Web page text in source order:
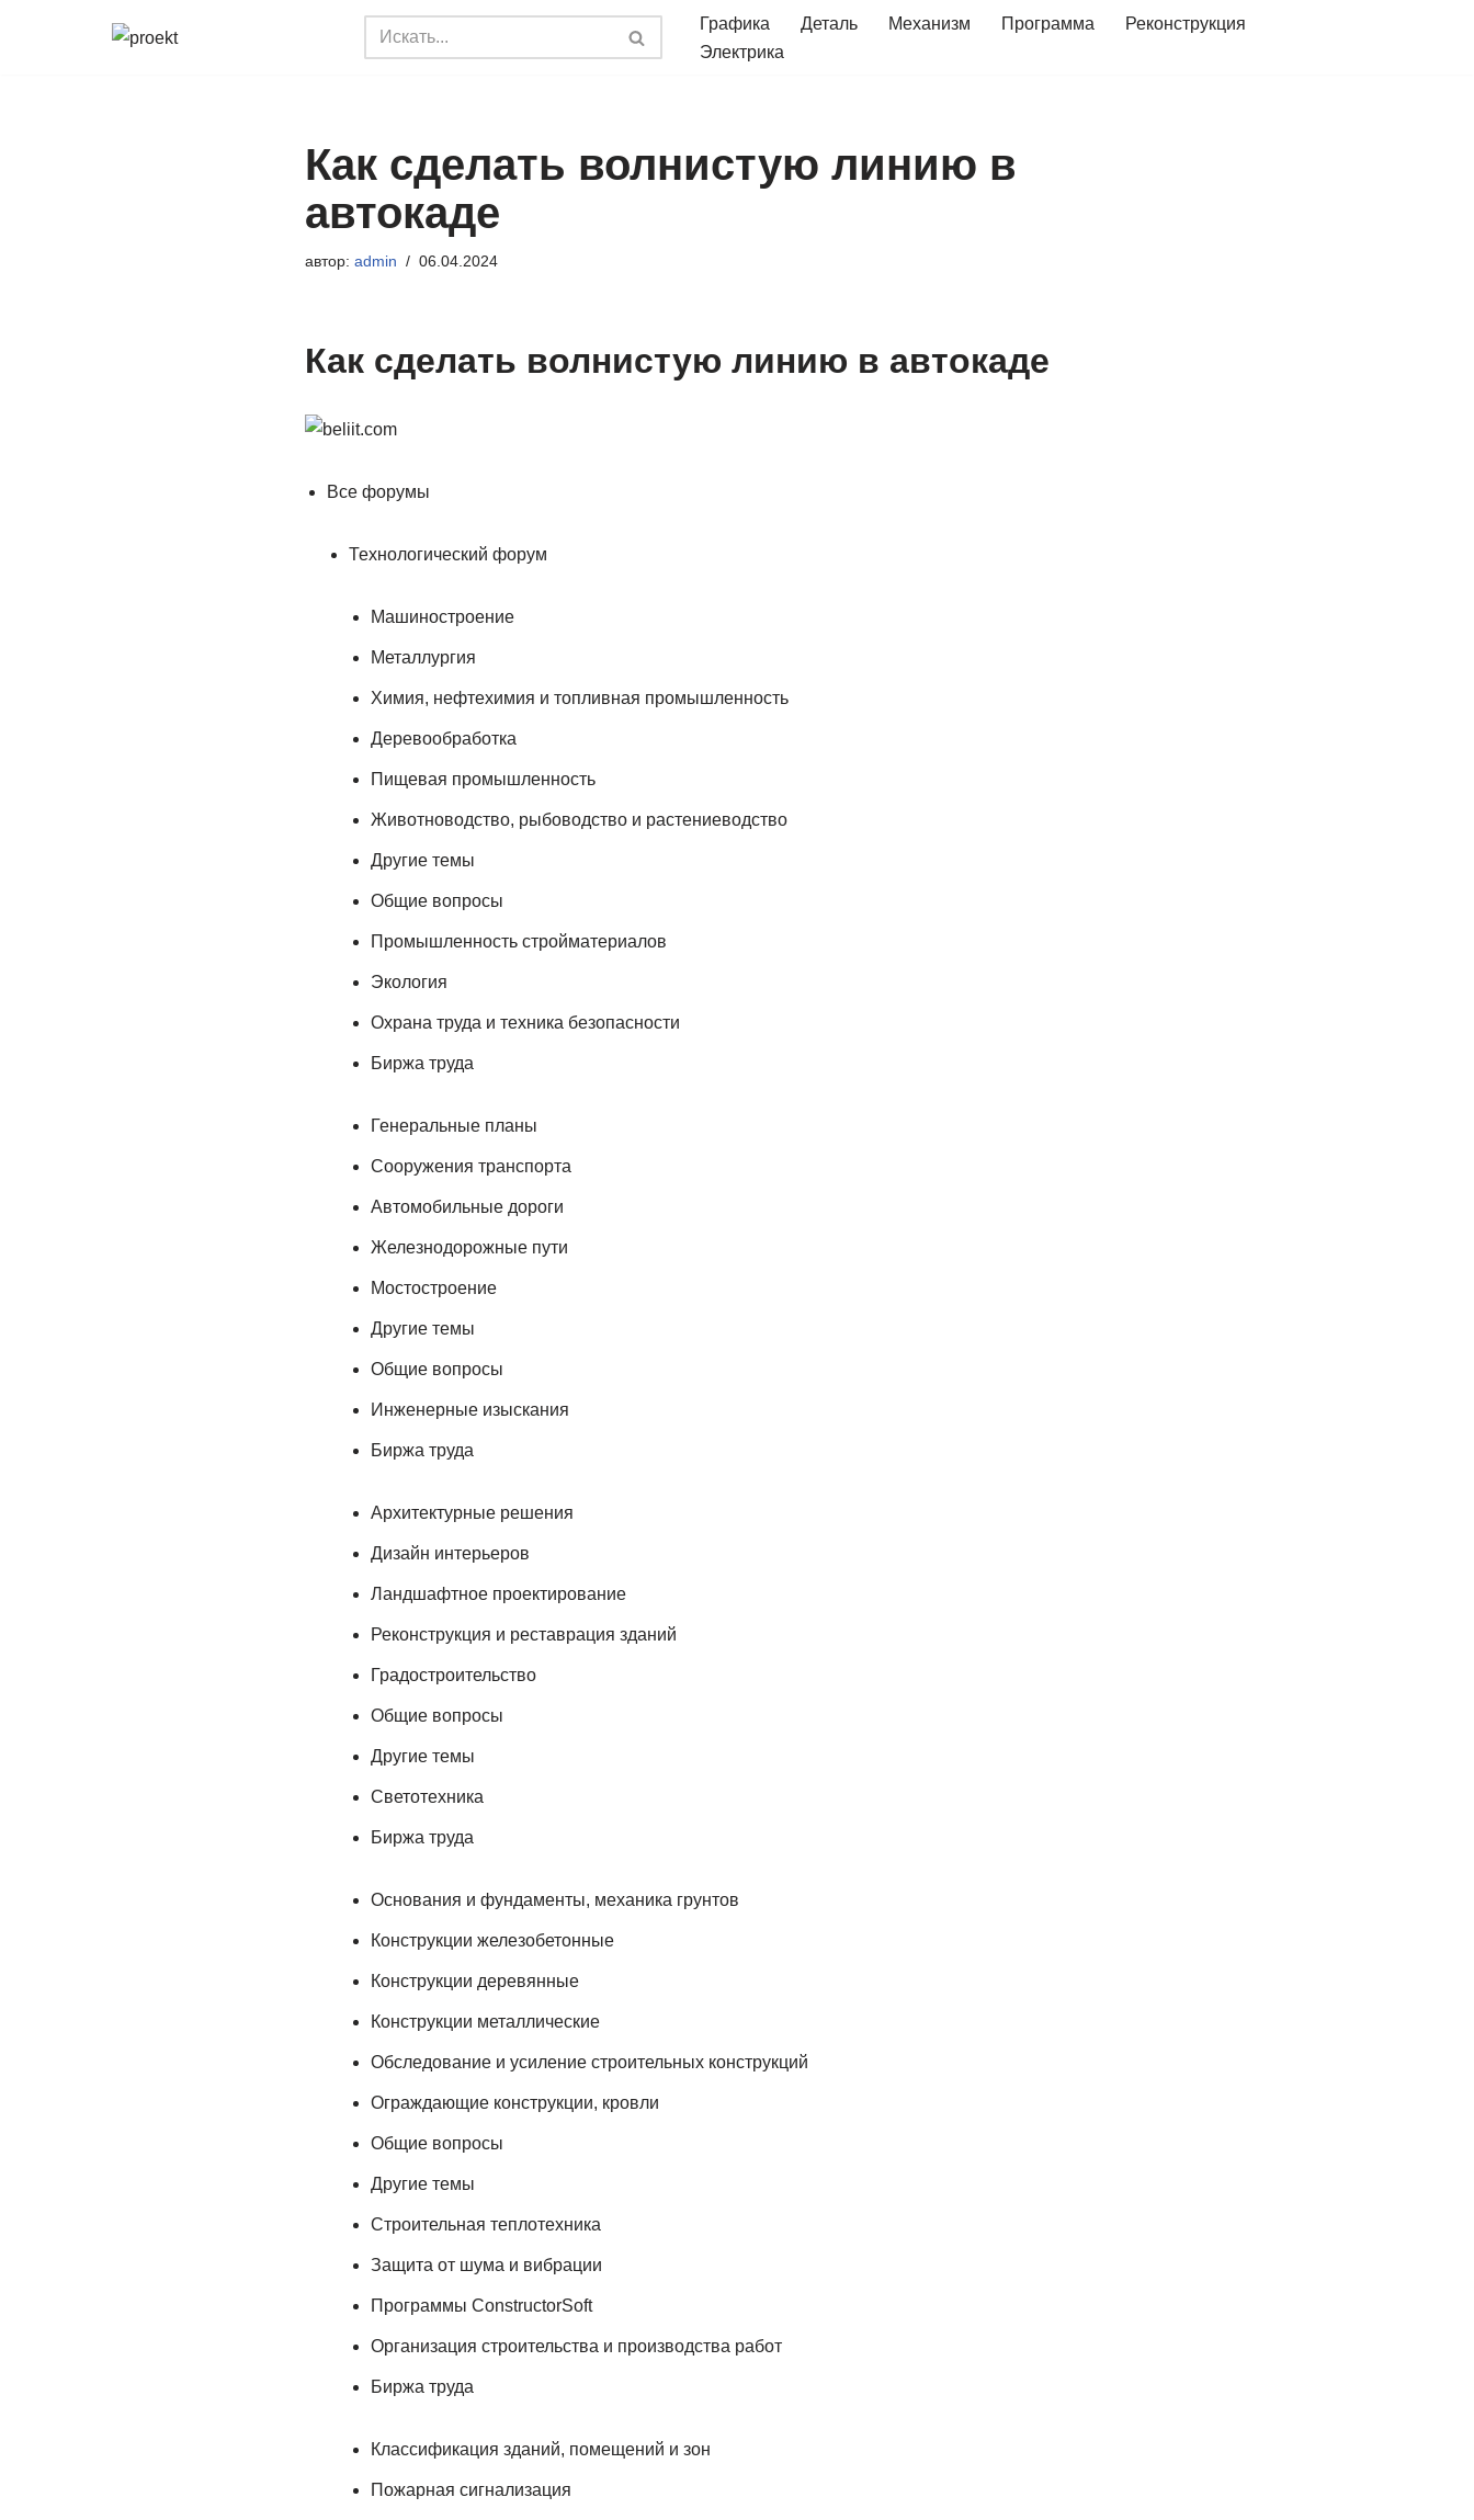
Графика Деталь Механизм Программа
Реконструкция
Электрика
Как сделать волнистую линию в
автокаде
автор: admin 06.04.2024
Как сделать волнистую линию в автокаде
Все форумы
Технологический форум
Машиностроение
Металлургия
Химия, нефтехимия и топливная промышленность
Деревообработка
Пищевая промышленность
Животноводство, рыбоводство и растениеводство
Другие темы
Общие вопросы
Промышленность стройматериалов
Экология
Охрана труда и техника безопасности
Биржа труда
Генеральные планы
Сооружения транспорта
Автомобильные дороги
Железнодорожные пути
Мостостроение
Другие темы
Общие вопросы
Инженерные изыскания
Биржа труда
Архитектурные решения
Дизайн интерьеров
Ландшафтное проектирование
Реконструкция и реставрация зданий
Градостроительство
Общие вопросы
Другие темы
Светотехника
Биржа труда
Основания и фундаменты, механика грунтов
Конструкции железобетонные
Конструкции деревянные
Конструкции металлические
Обследование и усиление строительных конструкций
Ограждающие конструкции, кровли
Общие вопросы
Другие темы
Строительная теплотехника
Защита от шума и вибрации
Программы ConstructorSoft
Организация строительства и производства работ
Биржа труда
Классификация зданий, помещений и зон
Пожарная сигнализация